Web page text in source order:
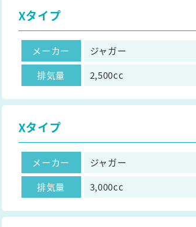
Xタイプ
メーカー ジャガー
排気量
2,500cc
Xタイプ
メーカー ジャガー
排気量
3,000cc